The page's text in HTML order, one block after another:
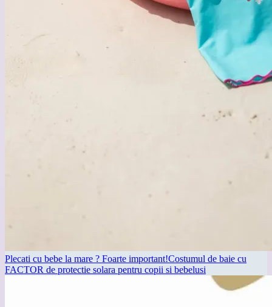
Plecati cu bebe la mare ? Foarte important!Costumul de baie cu
FACTOR de protectie solara pentru copii si bebelusi